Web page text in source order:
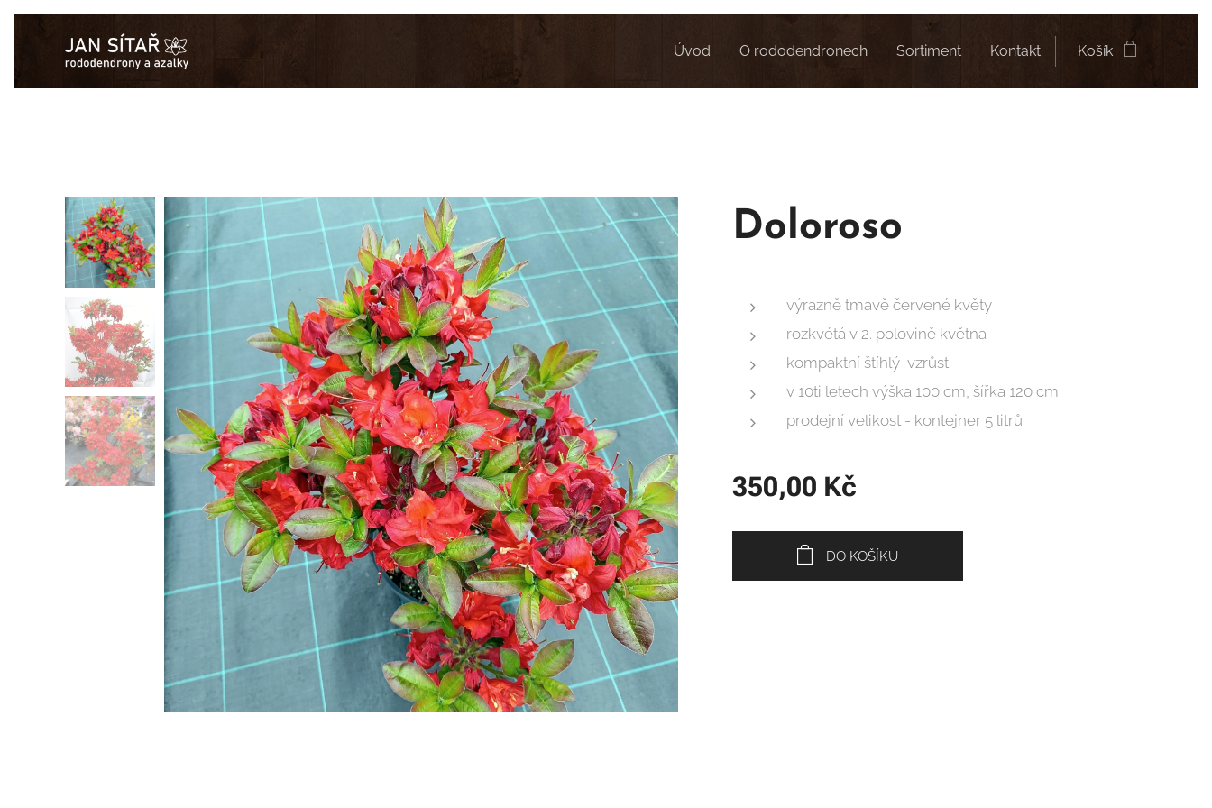
Úvod O rododendronech Sortiment Kontakt Košík
Doloroso
výrazně tmavě červené květy
rozkvétá v 2. polovině května
kompaktní štíhlý vzrůst
v 10ti letech výška 100 cm, šířka 120 cm
prodejní velikost - kontejner 5 litrů
350,00 Kč
DO KOŠÍKU